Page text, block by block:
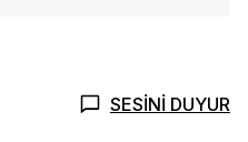
SESİNİ DUYUR